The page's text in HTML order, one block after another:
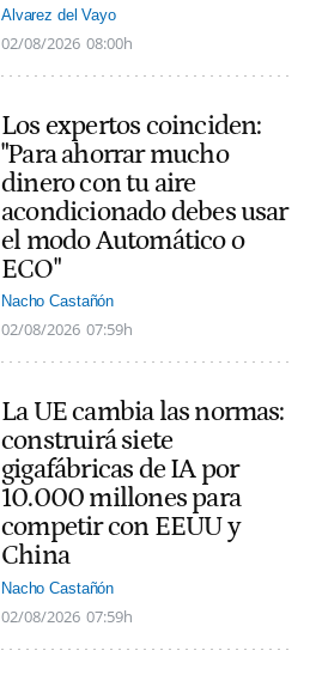
Alvarez del Vayo
02/08/2026 08:00h
Los expertos coinciden:
"Para ahorrar mucho
dinero con tu aire
acondicionado debes usar
el modo Automático o
ECO"
Nacho Castañón
02/08/2026 07:59h
La UE cambia las normas:
construirá siete
gigafábricas de IA por
10.000 millones para
competir con EEUU y
China
Nacho Castañón
02/08/2026 07:59h